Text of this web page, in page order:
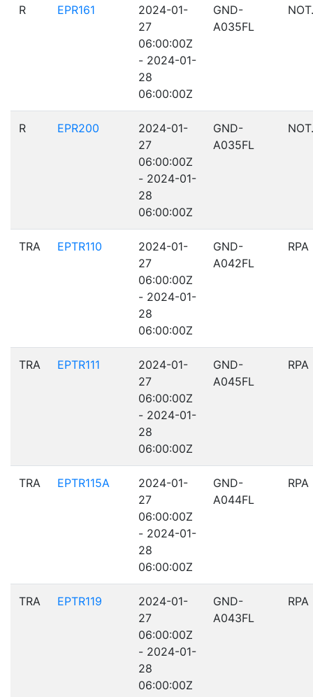
R EPR161
2024-01-
27
06:00:00Z
- 2024-01-
28
06:00:00Z
GND-
A035FL
R EPR200
2024-01-
27
06:00:00Z
- 2024-01-
28
06:00:00Z
GND-
A035FL
TRA EPTR110
2024-01-
27
06:00:00Z
- 2024-01-
28
06:00:00Z
GND-
A042FL
RPA
TRA EPTR111
2024-01-
27
06:00:00Z
- 2024-01-
28
06:00:00Z
GND-
A045FL
RPA
TRA EPTR115A
2024-01-
27
06:00:00Z
- 2024-01-
28
06:00:00Z
GND-
A044FL
RPA
TRA EPTR119
2024-01-
27
06:00:00Z
- 2024-01-
28
06:00:00Z
GND-
A043FL
RPA